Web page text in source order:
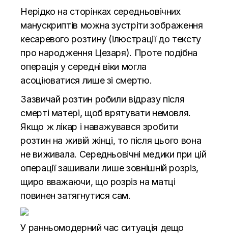
Нерідко на сторінках середньовічних
манускриптів можна зустріти зображення
кесаревого розтину (ілюстрації до тексту
про народження Цезаря). Проте подібна
операція у середні віки могла
асоціюватися лише зі смертю.
Зазвичай розтин робили відразу після
смерті матері, щоб врятувати немовля.
Якщо ж лікар і наважувався зробити
розтин на живій жінці, то після цього вона
не виживала. Середньовічні медики при цій
операції зашивали лише зовнішній розріз,
щиро вважаючи, що розріз на матці
повинен затягнутися сам.
У ранньомодерний час ситуація дещо